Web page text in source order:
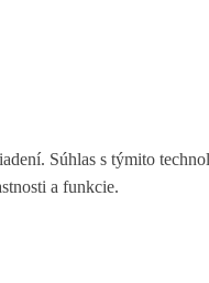
Súhlas s týmito
a funkcie.